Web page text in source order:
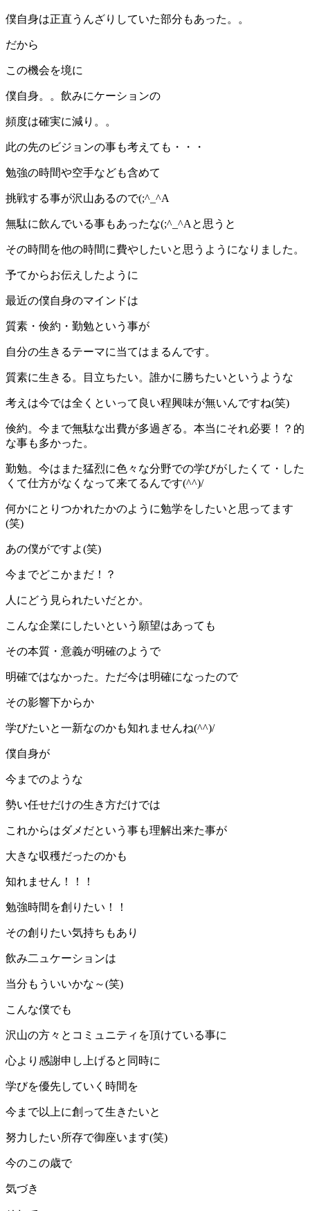
僕自身は正直うんざりしていた部分もあった。。
だから
この機会を境に
僕自身。。飲みにケーションの
頻度は確実に減り。。
此の先のビジョンの事も考えても・・・
勉強の時間や空手なども含めて
挑戦する事が沢山あるので(;^_^A
無駄に飲んでいる事もあったな(;^_^Aと思うと
その時間を他の時間に費やしたいと思うようになりました。
予てからお伝えしたように
最近の僕自身のマインドは
質素・倹約・勤勉という事が
自分の生きるテーマに当てはまるんです。
質素に生きる。目立ちたい。誰かに勝ちたいというような
考えは今では全くといって良い程興味が無いんですね(笑)
倹約。今まで無駄な出費が多過ぎる。本当にそれ必要！？的
な事も多かった。
勤勉。今はまた猛烈に色々な分野での学びがしたくて・した
くて仕方がなくなって来てるんです(^^)/
何かにとりつかれたかのように勉学をしたいと思ってます
(笑)
あの僕がですよ(笑)
今までどこかまだ！？
人にどう見られたいだとか。
こんな企業にしたいという願望はあっても
その本質・意義が明確のようで
明確ではなかった。ただ今は明確になったので
その影響下からか
学びたいと一新なのかも知れませんね(^^)/
僕自身が
今までのような
勢い任せだけの生き方だけでは
これからはダメだという事も理解出来た事が
大きな収穫だったのかも
知れません！！！
勉強時間を創りたい！！
その創りたい気持ちもあり
飲み二ュケーションは
当分もういいかな～(笑)
こんな僕でも
沢山の方々とコミュニティを頂けている事に
心より感謝申し上げると同時に
学びを優先していく時間を
今まで以上に創って生きたいと
努力したい所存で御座います(笑)
今のこの歳で
気づき